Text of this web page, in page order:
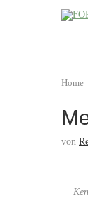
Home
von